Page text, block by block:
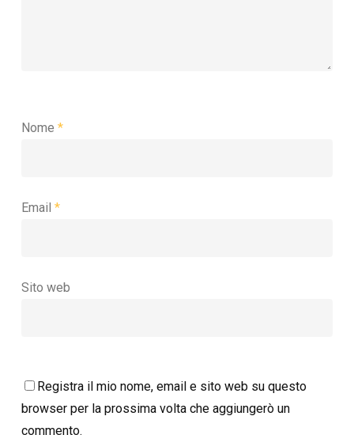
Nome *
Email *
Sito web
Registra il mio nome, email e sito web su questo
browser per la prossima volta che aggiungerò un
commento.